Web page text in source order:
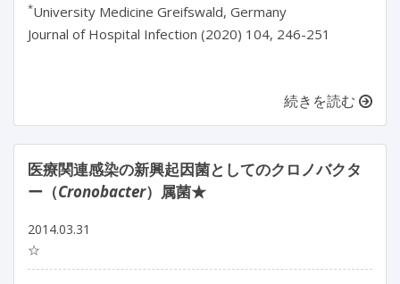
*University Medicine Greifswald, Germany
Journal of Hospital Infection (2020) 104, 246-251
続きを読む
医療関連感染の新興起因菌としてのクロノバクタ
ー（Cronobacter）属菌★
2014.03.31
☆